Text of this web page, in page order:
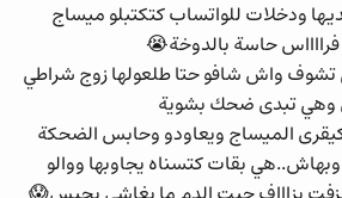
ودخلات للواتساب كتكتبلو ميساج
حاسة بالدوخة😭
واش شافو حتا طلعولها زوج شراطي
وهي تبدى ضحك بشوية
الميساج ويعاودو وحابس الضحكة
بقات كتسناه يجاوبها ووالو